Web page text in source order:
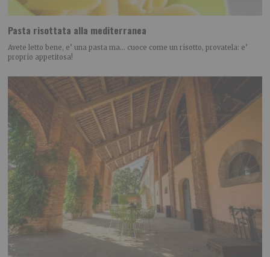
Pasta risottata alla mediterranea
Avete letto bene, e’ una pasta ma… cuoce come un risotto, provatela: e’
proprio appetitosa!